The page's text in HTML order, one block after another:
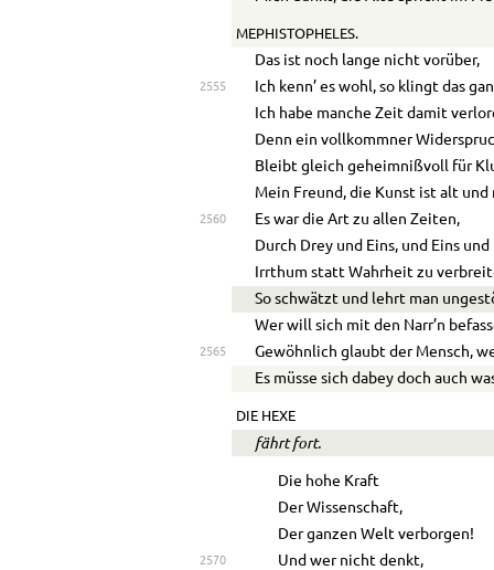
MEPHISTOPHELES.
Das ist noch lange nicht vorüber,
2555
Ich kenn’ es wohl, so klingt das
Ich habe manche Zeit damit
Denn ein vollkommner
Bleibt gleich geheimnißvoll für
Mein Freund, die Kunst ist alt und
2560
Es war die Art zu allen Zeiten,
Durch Drey und Eins, und Eins und
Irrthum statt Wahrheit zu
So schwätzt und lehrt man
Wer will sich mit den Narr’n
2565
Gewöhnlich glaubt der Mensch,
Es müsse sich dabey doch auch
DIE HEXE
fährt fort.
Die hohe Kraft
Der Wissenschaft,
Der ganzen Welt verborgen!
2570
Und wer nicht denkt,